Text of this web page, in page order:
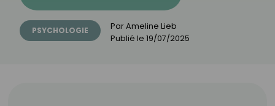
PSYCHOLOGIE ParAmeline Lieb
Publié le 19/07/2025